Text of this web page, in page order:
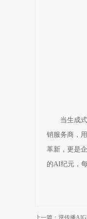
当生成
销服务商，
革新，更是
的AI纪元，
上一篇：逆传播